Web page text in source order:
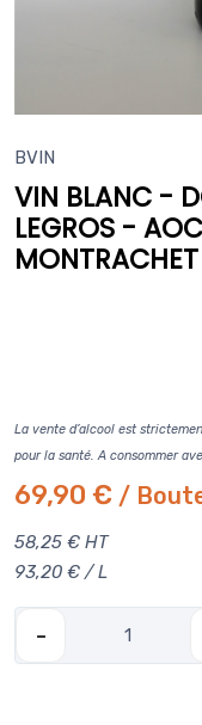
BVIN
VIN BLANC -
LEGROS -
La vente d’alcool est
pour la santé. A consommer
69,90 € /
58,25 € HT
93,20 € / L
-